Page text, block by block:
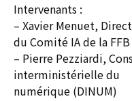
Intervenants :
– Xavier Menuet,
du Comité IA de la FFB
– Pierre Pezziardi,
interministérielle du
numérique (DINUM)